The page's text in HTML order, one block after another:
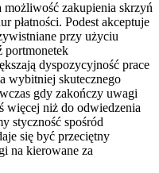
możliwość zakupienia skrzyń
płatności. Podest akceptuje
przy użyciu
portmonetek
dyspozycyjność prace
wybitniej skutecznego
gdy zakończy uwagi
więcej niż do odwiedzenia
styczność spośród
się być przeciętny
na kierowane za